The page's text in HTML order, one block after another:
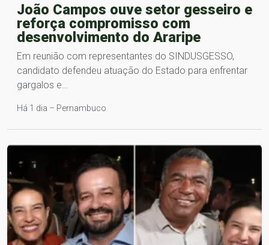
João Campos ouve setor gesseiro e
reforça compromisso com
desenvolvimento do Araripe
Em reunião com representantes do SINDUSGESSO,
candidato defendeu atuação do Estado para enfrentar
gargalos e…
Há 1 dia – Pernambuco